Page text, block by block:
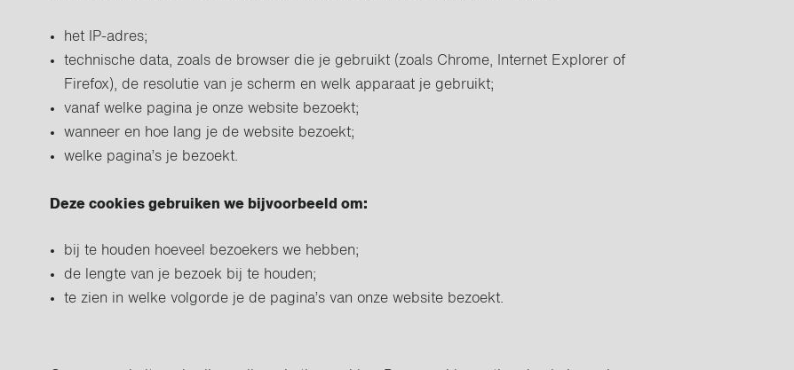
het IP-adres;
technische data, zoals de browser die je gebruikt (zoals Chrome, Internet Explorer of
Firefox), de resolutie van je scherm en welk apparaat je gebruikt;
vanaf welke pagina je onze website bezoekt;
wanneer en hoe lang je de website bezoekt;
welke pagina’s je bezoekt.
Deze cookies gebruiken we bijvoorbeeld om:
bij te houden hoeveel bezoekers we hebben;
de lengte van je bezoek bij te houden;
te zien in welke volgorde je de pagina’s van onze website bezoekt.